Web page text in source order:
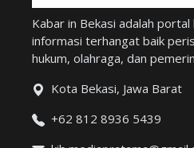
Kabar in Bekasi adalah
informasi terhangat baik
hukum, olahraga, dan
Kota Bekasi, Jawa Barat
+62 812 8936 5439